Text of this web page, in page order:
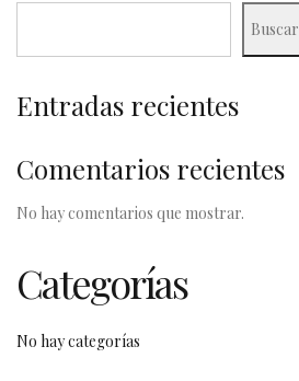
Buscar
Entradas recientes
Comentarios recientes
No hay comentarios que mostrar.
Categorías
No hay categorías